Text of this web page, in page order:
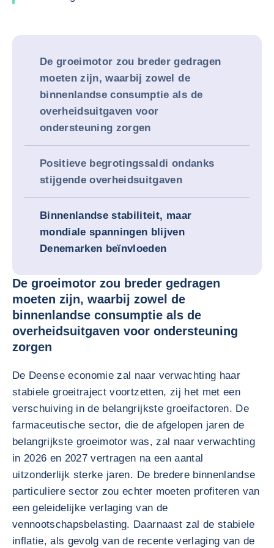
De groeimotor zou breder gedragen
moeten zijn, waarbij zowel de
binnenlandse consumptie als de
overheidsuitgaven voor
ondersteuning zorgen
Positieve begrotingssaldi ondanks
stijgende overheidsuitgaven
Binnenlandse stabiliteit, maar
mondiale spanningen blijven
Denemarken beïnvloeden
De groeimotor zou breder gedragen
moeten zijn, waarbij zowel de
binnenlandse consumptie als de
overheidsuitgaven voor ondersteuning
zorgen
De Deense economie zal naar verwachting haar
stabiele groeitraject voortzetten, zij het met een
verschuiving in de belangrijkste groeifactoren. De
farmaceutische sector, die de afgelopen jaren de
belangrijkste groeimotor was, zal naar verwachting
in 2026 en 2027 vertragen na een aantal
uitzonderlijk sterke jaren. De bredere binnenlandse
particuliere sector zou echter moeten profiteren van
een geleidelijke verlaging van de
vennootschapsbelasting. Daarnaast zal de stabiele
inflatie, als gevolg van de recente verlaging van de